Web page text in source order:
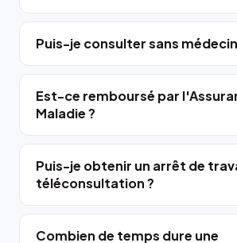
Puis-je consulter sans
Est-ce remboursé par
Maladie ?
Puis-je obtenir un arrêt de
téléconsultation ?
Combien de temps dure une